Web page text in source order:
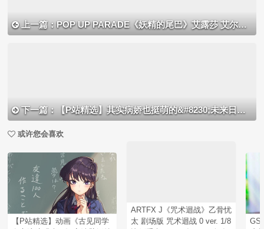
上一篇：POP UP PARADE《妖精的尾巴》艾露莎 艾尔莎手办
下一篇：【P站精选】其实病娇也挺萌的&#8230;未来日记《我妻由乃》高清壁纸特辑！
或许您会喜欢
【P站精选】动画《古见同学
ARTFX J《咒术迴战》乙骨忧
太 剧场版 咒术迴战 0 ver. 1/8